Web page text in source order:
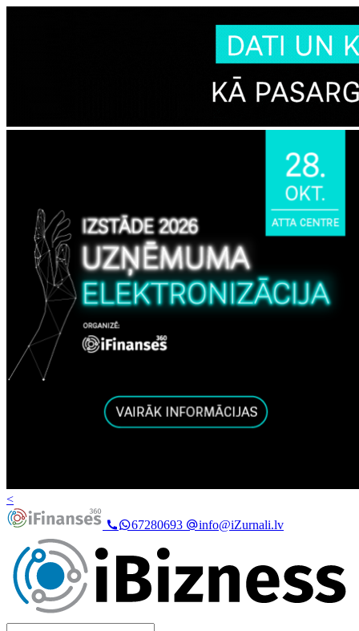
<
67280693
info@iZurnali.lv